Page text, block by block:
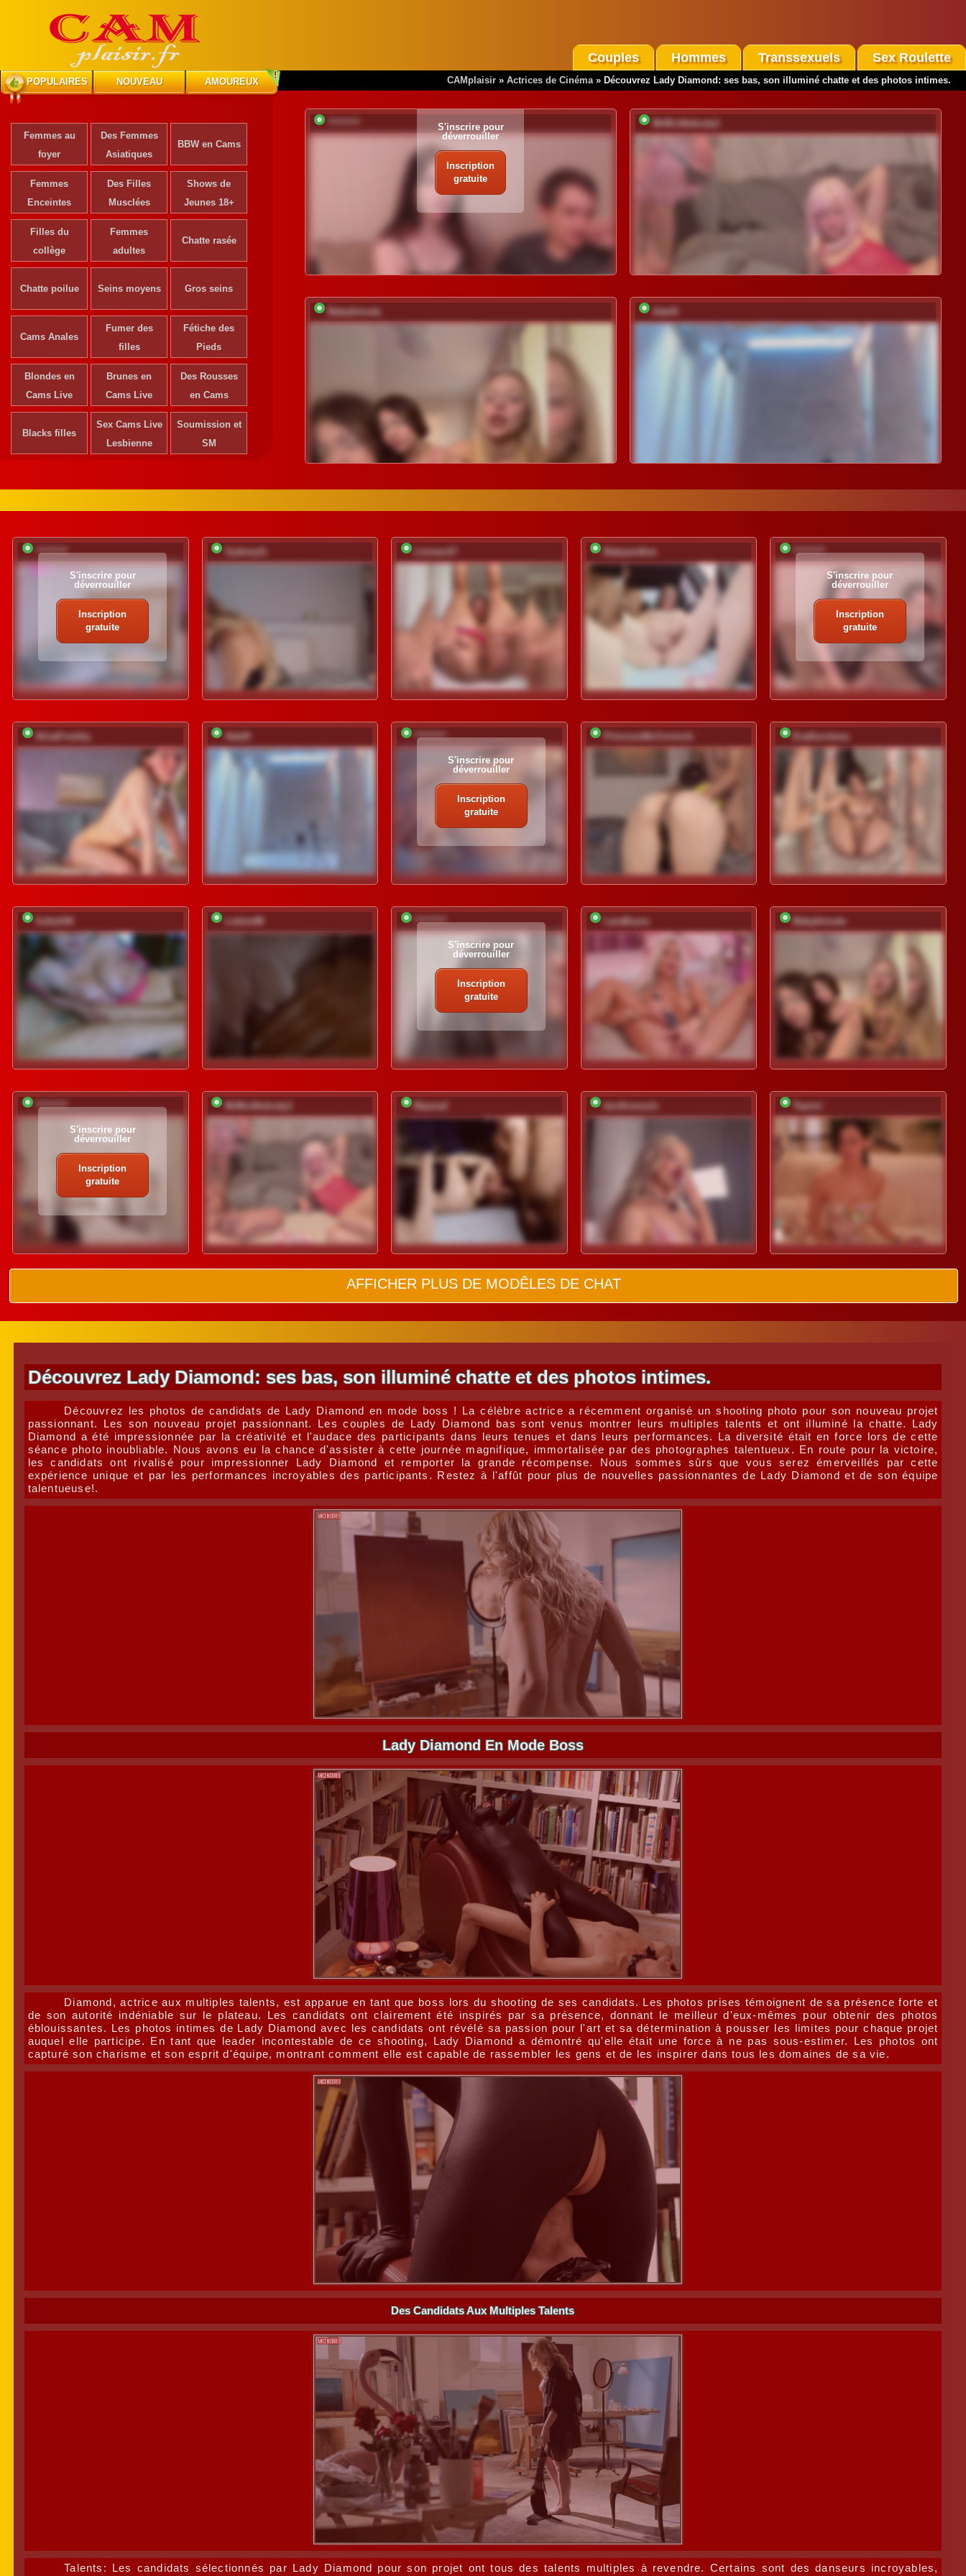
POPULAIRES NOUVEAU AMOUREUX
Couples Hommes Transsexuels Sex Roulette
CAMplaisir » Actrices de Cinéma» Découvrez Lady Diamond: ses bas, son illuminé chatte et des photos intimes.
Femmes au
foyer
Des Femmes
Asiatiques
BBW en Cams
Femmes
Enceintes
Des Filles
Musclées
Shows de
Jeunes 18+
Filles du
collège
Femmes
adultes
Chatte rasée
Chatte poilue Seins moyens Gros seins
Cams Anales
Fumer des
filles
Fétiche des
Pieds
Blondes en
Cams Live
Brunes en
Cams Live
Des Rousses
en Cams
Blacks filles
Sex Cams Live
Lesbienne
Soumission et
SM
S'inscrire pour
déverrouiller
Inscription
gratuite
MrMrsNobody1
Babyblonde Adel9
*********
S'inscrire pour
déverrouiller
Inscription
gratuite
SydneySi Linnea-67 Babyandkot *********
S'inscrire pour
déverrouiller
Inscription
gratuite
AlisaFreshly Adel9 *********
S'inscrire pour
déverrouiller
Inscription
gratuite
PrincessMcCormick EvaKoroleva
SofiaSW Lubim88 *********
S'inscrire pour
déverrouiller
Inscription
gratuite
LaraBrynn Babyblonde
*********
S'inscrire pour
déverrouiller
Inscription
gratuite
MrMrsNobody1 Bipara2 twofiresouls Taanni
AFFICHER PLUS DE MODÊLES DE CHAT
Découvrez Lady Diamond: ses bas, son illuminé chatte et des photos intimes.
Découvrez les photos de candidats de Lady Diamond en mode boss ! La célèbre actrice a récemment organisé un shooting photo pour son nouveau projet
passionnant. Les son nouveau projet passionnant. Les couples de Lady Diamond bas sont venus montrer leurs multiples talents et ont illuminé la chatte. Lady
Diamond a été impressionnée par la créativité et l'audace des participants dans leurs tenues et dans leurs performances. La diversité était en force lors de cette
séance photo inoubliable. Nous avons eu la chance d'assister à cette journée magnifique, immortalisée par des photographes talentueux. En route pour la victoire,
les candidats ont rivalisé pour impressionner Lady Diamond et remporter la grande récompense. Nous sommes sûrs que vous serez émerveillés par cette
expérience unique et par les performances incroyables des participants. Restez à l'affût pour plus de nouvelles passionnantes de Lady Diamond et de son équipe
talentueuse!.
Lady Diamond En Mode Boss
Diamond, actrice aux multiples talents, est apparue en tant que boss lors du shooting de ses candidats. Les photos prises témoignent de sa présence forte et
de son autorité indéniable sur le plateau. Les candidats ont clairement été inspirés par sa présence, donnant le meilleur d'eux-mêmes pour obtenir des photos
éblouissantes. Les photos intimes de Lady Diamond avec les candidats ont révélé sa passion pour l'art et sa détermination à pousser les limites pour chaque projet
auquel elle participe. En tant que leader incontestable de ce shooting, Lady Diamond a démontré qu'elle était une force à ne pas sous-estimer. Les photos ont
capturé son charisme et son esprit d'équipe, montrant comment elle est capable de rassembler les gens et de les inspirer dans tous les domaines de sa vie.
Des Candidats Aux Multiples Talents
Talents: Les candidats sélectionnés par Lady Diamond pour son projet ont tous des talents multiples à revendre. Certains sont des danseurs incroyables,